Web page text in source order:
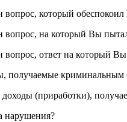
который обеспокоил
вопрос, на который Вы
вопрос, ответ на который
получаемые криминальным
(приработки),
нарушения?